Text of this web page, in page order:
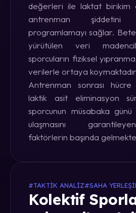
değerleri ile laktat birikim
antrenman
programlamayı sağlar.
yürütülen veri
sporcuların fiziksel yıpranma
verilerle ortaya
Antrenman sonrası
laktik asit eliminasyon
sporcunun müsabaka
ulaşmasını
faktörlerin başında
#TAKTIK ANALIZ#SAHA
Kolektif